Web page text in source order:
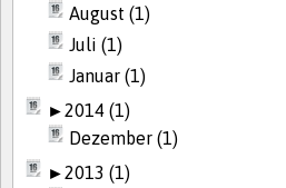
August (1)
Juli (1)
Januar (1)
►2014 (1)
Dezember (1)
►2013 (1)